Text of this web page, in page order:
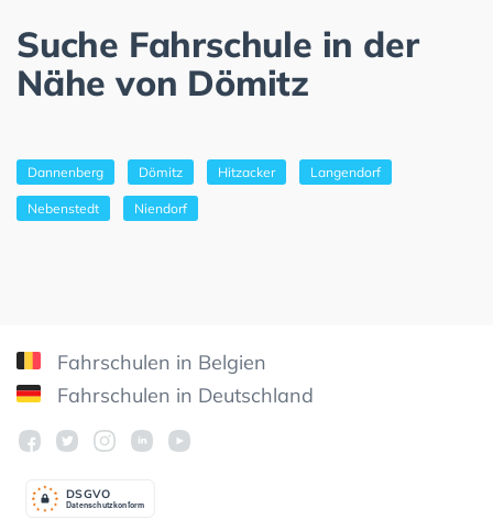
Suche Fahrschule in der
Nähe von Dömitz
Dannenberg Dömitz Hitzacker Langendorf
Nebenstedt Niendorf
Fahrschulen in Belgien
Fahrschulen in Deutschland
Datenschutzkonform
DSGVO